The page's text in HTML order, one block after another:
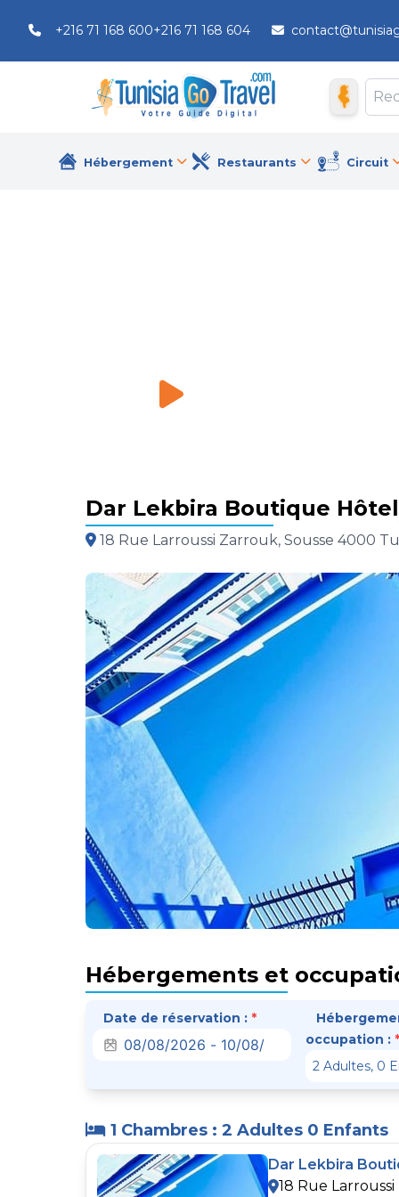
+216 71 168 600+216 71 168 604
Hébergement Restaurants Circuit
Dar Lekbira Boutique Hôtel
18 Rue Larroussi Zarrouk, Sousse 4000
Hébergements et
Date de réservation : *
occupation : *
1 Chambres : 2 Adultes 0 Enfants
Dar Lekbira
18 Rue